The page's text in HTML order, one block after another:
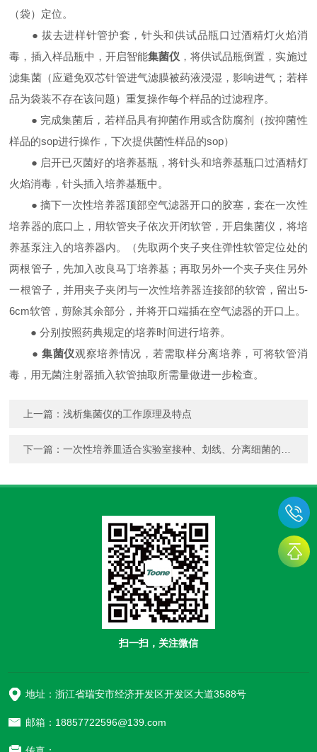
（袋）定位。
● 拔去进样针管护套，针头和供试品瓶口过酒精灯火焰消
毒，插入样品瓶中，开启智能集菌仪 ，将供试品瓶倒置，实施过
滤集菌（应避免双芯针管进气滤膜被药液浸湿，影响进气；若样
品为袋装不存在该问题）重复操作每个样品的过滤程序。
● 完成集菌后，若样品具有抑菌作用或含防腐剂（按抑菌性
样品的sop进行操作，下次提供菌性样品的sop）
● 启开已灭菌好的培养基瓶，将针头和培养基瓶口过酒精灯
火焰消毒，针头插入培养基瓶中。
● 摘下一次性培养器顶部空气滤器开口的胶塞，套在一次性
培养器的底口上，用软管夹子依次开闭软管，开启集菌仪，将培
养基泵注入的培养器内。（先取两个夹子夹住弹性软管定位处的
两根管子，先加入改良马丁培养基；再取另外一个夹子夹住另外
一根管子，并用夹子夹闭与一次性培养器连接部的软管，留出5-
6cm软管，剪除其余部分，并将开口端插在空气滤器的开口上。
● 分别按照药典规定的培养时间进行培养。
●集菌仪观察培养情况，若需取样分离培养，可将软管消
毒，用无菌注射器插入软管抽取所需量做进一步检查。
上一篇：浅析集菌仪的工作原理及特点
下一篇：一次性培养皿适合实验室接种、划线、分离细菌的操作
扫一扫，关注微信
地址：浙江省瑞安市经济开发区开发区大道3588号
邮箱：18857722596@139.com